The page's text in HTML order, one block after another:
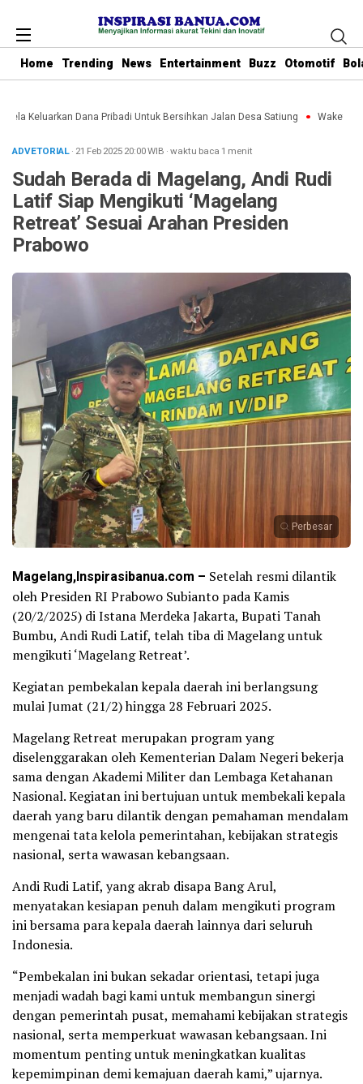
Home Trending News Entertainment Buzz Otomotif
Keluarkan Dana Pribadi Untuk Bersihkan Jalan Desa Satiung Waket
ADVETORIAL· 21 Feb 202520:00WIB ·waktu baca 1 menit
Sudah Berada di Magelang, Andi Rudi
Latif Siap Mengikuti ‘Magelang
Retreat’ Sesuai Arahan Presiden
Prabowo
Perbesar
Magelang,Inspirasibanua.com – Setelah resmi dilantik
oleh Presiden RI Prabowo Subianto pada Kamis
(20/2/2025) di Istana Merdeka Jakarta, Bupati Tanah
Bumbu, Andi Rudi Latif, telah tiba di Magelang untuk
mengikuti ‘Magelang Retreat’.
Kegiatan pembekalan kepala daerah ini berlangsung
mulai Jumat (21/2) hingga 28 Februari 2025.
Magelang Retreat merupakan program yang
diselenggarakan oleh Kementerian Dalam Negeri bekerja
sama dengan Akademi Militer dan Lembaga Ketahanan
Nasional. Kegiatan ini bertujuan untuk membekali kepala
daerah yang baru dilantik dengan pemahaman mendalam
mengenai tata kelola pemerintahan, kebijakan strategis
nasional, serta wawasan kebangsaan.
Andi Rudi Latif, yang akrab disapa Bang Arul,
menyatakan kesiapan penuh dalam mengikuti program
ini bersama para kepala daerah lainnya dari seluruh
Indonesia.
“Pembekalan ini bukan sekadar orientasi, tetapi juga
menjadi wadah bagi kami untuk membangun sinergi
dengan pemerintah pusat, memahami kebijakan strategis
nasional, serta memperkuat wawasan kebangsaan. Ini
momentum penting untuk meningkatkan kualitas
kepemimpinan demi kemajuan daerah kami,” ujarnya.